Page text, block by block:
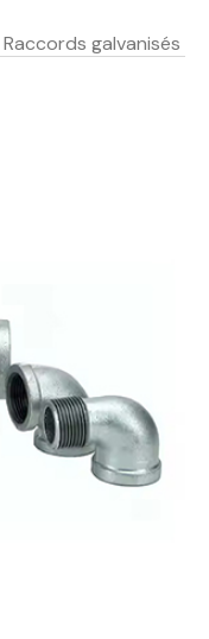
Raccords galvanisés